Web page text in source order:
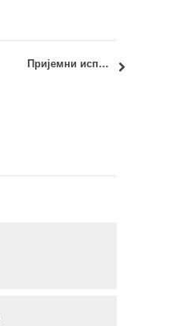
Пријемни испит 2015: Примери тачно решених тестова по групама